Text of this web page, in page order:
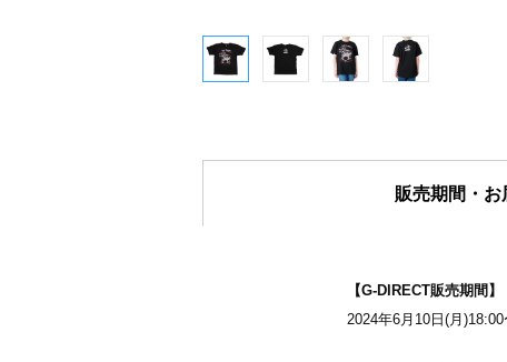
販売期間・お
【G-DIRECT販売期間】
2024年6月10日(月)18:00